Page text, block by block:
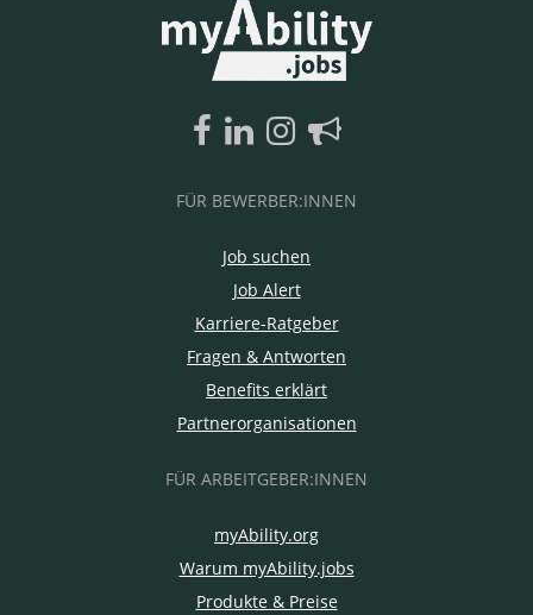
FÜR BEWERBER:INNEN
Job suchen
Job Alert
Karriere-Ratgeber
Fragen & Antworten
Benefits erklärt
Partnerorganisationen
FÜR ARBEITGEBER:INNEN
myAbility.org
Warum myAbility.jobs
Produkte & Preise